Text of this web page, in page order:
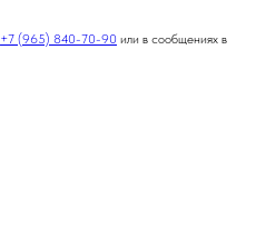
+7 (965) 840-70-90 или в сообщениях в